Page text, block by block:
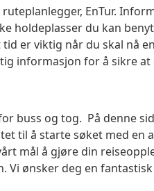
EnTur.
holdeplasser du kan
er viktig når du skal nå
informasjon for å sikre
buss og tog. På denne
til å starte søket med
mål å gjøre din
ønsker deg en